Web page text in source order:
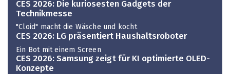
CES 2026: Die kuriosesten Gadgets der
Technikmesse
"Cloid" macht die Wäsche und kocht
CES 2026: LG präsentiert Haushaltsroboter
Ein Bot mit einem Screen
CES 2026: Samsung zeigt für KI optimierte OLED-
Konzepte